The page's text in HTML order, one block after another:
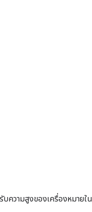
ความสูงของเครื่องหมายใน